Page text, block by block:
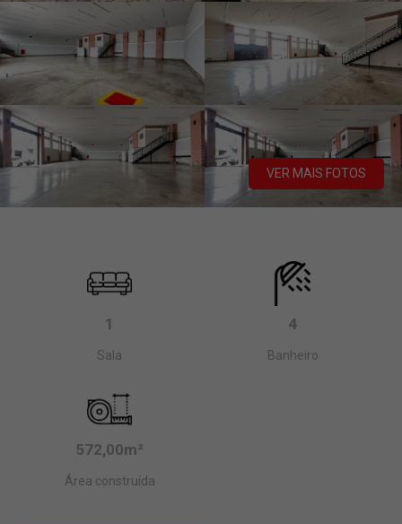
VER MAIS FOTOS
1
Sala
4
Banheiro
572,00m²
Área construída